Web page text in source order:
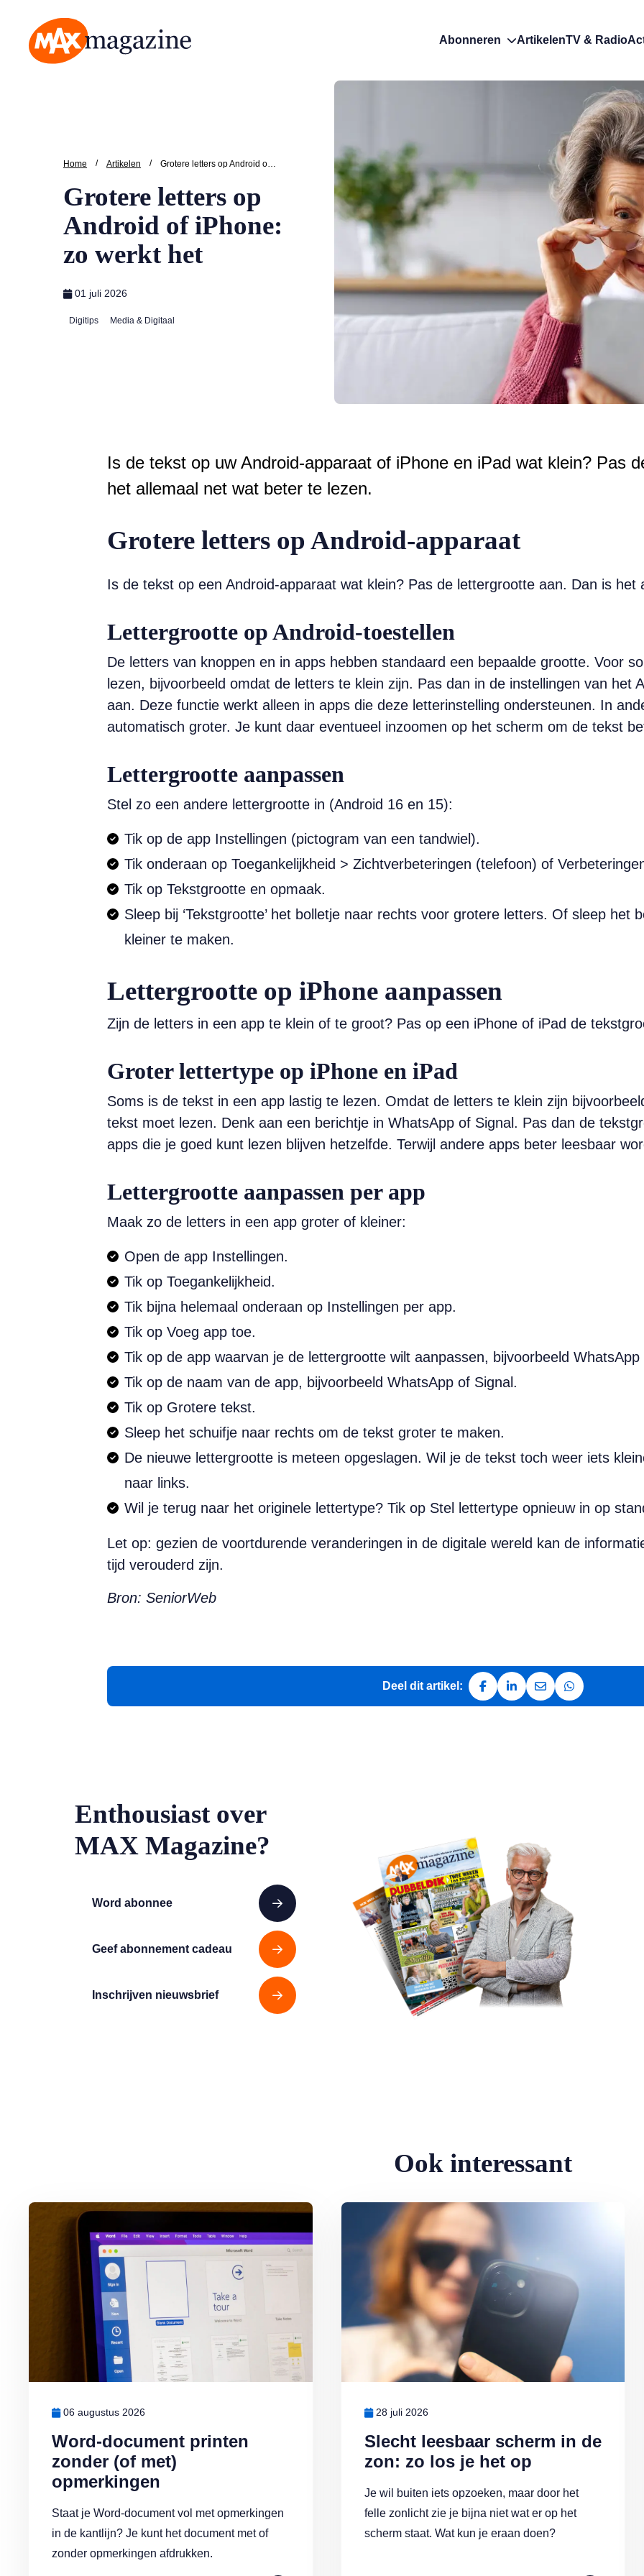
Abonneren ArtikelenTV & Radio
Home / Artikelen /
Grotere letters op
Android of iPhone:
zo werkt het
01 juli 2026
Digitips Media & Digitaal
Is de tekst op uw Android-apparaat of iPhone en iPad wat klein? Pas
het allemaal net wat beter te lezen.
Grotere letters op Android-apparaat
Is de tekst op een Android-apparaat wat klein? Pas de lettergrootte aan. Dan is het
Lettergrootte op Android-toestellen
De letters van knoppen en in apps hebben standaard een bepaalde grootte. Voor
lezen, bijvoorbeeld omdat de letters te klein zijn. Pas dan in de instellingen van het
aan. Deze functie werkt alleen in apps die deze letterinstelling ondersteunen. In
automatisch groter. Je kunt daar eventueel inzoomen op het scherm om de tekst
Lettergrootte aanpassen
Stel zo een andere lettergrootte in (Android 16 en 15):
Tik op de app Instellingen (pictogram van een tandwiel).
Tik onderaan op Toegankelijkheid > Zichtverbeteringen (telefoon) of
Tik op Tekstgrootte en opmaak.
Sleep bij ‘Tekstgrootte’ het bolletje naar rechts voor grotere letters. Of sleep het
kleiner te maken.
Lettergrootte op iPhone aanpassen
Zijn de letters in een app te klein of te groot? Pas op een iPhone of iPad de
Groter lettertype op iPhone en iPad
Soms is de tekst in een app lastig te lezen. Omdat de letters te klein zijn
tekst moet lezen. Denk aan een berichtje in WhatsApp of Signal. Pas dan de
apps die je goed kunt lezen blijven hetzelfde. Terwijl andere apps beter leesbaar
Lettergrootte aanpassen per app
Maak zo de letters in een app groter of kleiner:
Open de app Instellingen.
Tik op Toegankelijkheid.
Tik bijna helemaal onderaan op Instellingen per app.
Tik op Voeg app toe.
Tik op de app waarvan je de lettergrootte wilt aanpassen, bijvoorbeeld WhatsApp
Tik op de naam van de app, bijvoorbeeld WhatsApp of Signal.
Tik op Grotere tekst.
Sleep het schuifje naar rechts om de tekst groter te maken.
De nieuwe lettergrootte is meteen opgeslagen. Wil je de tekst toch weer iets
naar links.
Wil je terug naar het originele lettertype? Tik op Stel lettertype opnieuw in op
Let op: gezien de voortdurende veranderingen in de digitale wereld kan de
tijd verouderd zijn.
Bron: SeniorWeb
Deel dit artikel:
Deel op Facebook
Deel op LinkedIn
Deel via e-mail
Deel via
Enthousiast over
MAX Magazine?
Word abonnee
Geef abonnement cadeau
Inschrijven nieuwsbrief
Ook interessant
Word-document printen
zonder (of met)
opmerkingen
06 augustus 2026
Staat je Word-document vol met opmerkingen
in de kantlijn? Je kunt het document met of
zonder opmerkingen afdrukken.
Lees meer over Word-document printen zonder (of met) opmerkingen
Slecht leesbaar scherm in de
zon: zo los je het op
28 juli 2026
Je wil buiten iets opzoeken, maar door het
felle zonlicht zie je bijna niet wat er op het
scherm staat. Wat kun je eraan doen?
Lees meer over Slecht leesbaar scherm in de zon: zo los je het op